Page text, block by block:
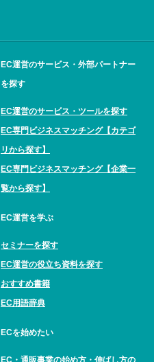
EC運営のサービス・外部パートナー
を探す
EC運営のサービス・ツールを探す
EC専門ビジネスマッチング【カテゴ
リから探す】
EC専門ビジネスマッチング【企業一
覧から探す】
EC運営を学ぶ
セミナーを探す
EC運営の役立ち資料を探す
おすすめ書籍
EC用語辞典
ECを始めたい
EC・通販事業の始め方・伸ばし方の